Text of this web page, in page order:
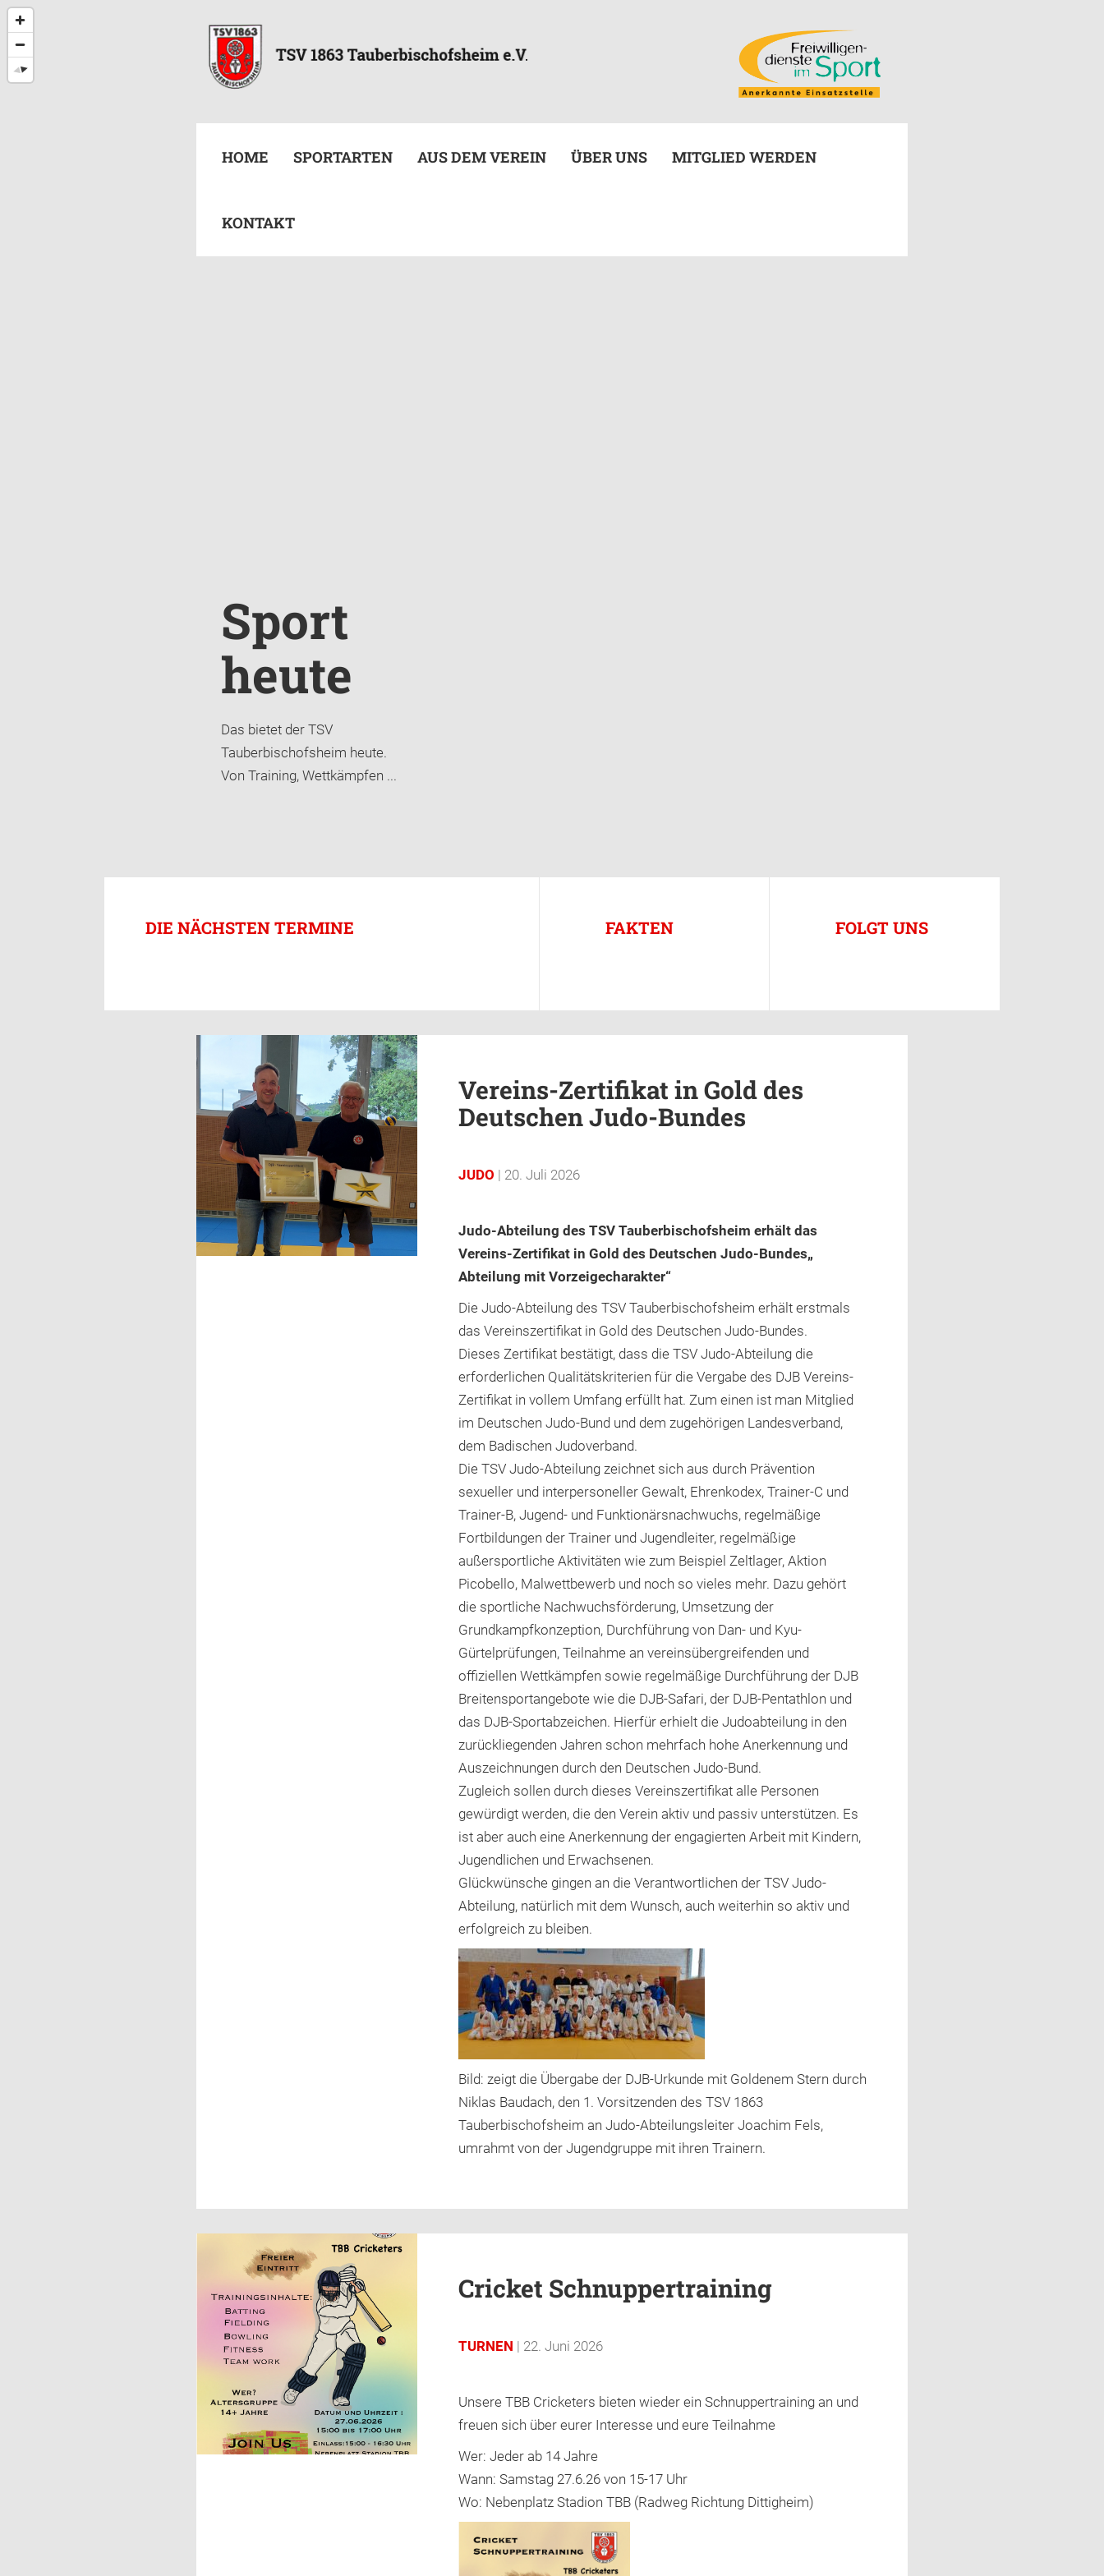
HOME SPORTARTEN AUS DEM VEREIN ÜBER UNS MITGLIED WERDEN
KONTAKT
Sport
heute
Das bietet der TSV
Tauberbischofsheim heute.
Von Training, Wettkämpfen ...
DIE NÄCHSTEN TERMINE FAKTEN FOLGT UNS
Vereins-Zertifikat in Gold des
Deutschen Judo-Bundes
JUDO | 20. Juli 2026
Judo-Abteilung des TSV Tauberbischofsheim erhält das
Vereins-Zertifikat in Gold des Deutschen Judo-Bundes„
Abteilung mit Vorzeigecharakter“
Die Judo-Abteilung des TSV Tauberbischofsheim erhält erstmals
das Vereinszertifikat in Gold des Deutschen Judo-Bundes.
Dieses Zertifikat bestätigt, dass die TSV Judo-Abteilung die
erforderlichen Qualitätskriterien für die Vergabe des DJB Vereins-
Zertifikat in vollem Umfang erfüllt hat. Zum einen ist man Mitglied
im Deutschen Judo-Bund und dem zugehörigen Landesverband,
dem Badischen Judoverband.
Die TSV Judo-Abteilung zeichnet sich aus durch Prävention
sexueller und interpersoneller Gewalt, Ehrenkodex, Trainer-C und
Trainer-B, Jugend- und Funktionärsnachwuchs, regelmäßige
Fortbildungen der Trainer und Jugendleiter, regelmäßige
außersportliche Aktivitäten wie zum Beispiel Zeltlager, Aktion
Picobello, Malwettbewerb und noch so vieles mehr. Dazu gehört
die sportliche Nachwuchsförderung, Umsetzung der
Grundkampfkonzeption, Durchführung von Dan- und Kyu-
Gürtelprüfungen, Teilnahme an vereinsübergreifenden und
offiziellen Wettkämpfen sowie regelmäßige Durchführung der DJB
Breitensportangebote wie die DJB-Safari, der DJB-Pentathlon und
das DJB-Sportabzeichen. Hierfür erhielt die Judoabteilung in den
zurückliegenden Jahren schon mehrfach hohe Anerkennung und
Auszeichnungen durch den Deutschen Judo-Bund.
Zugleich sollen durch dieses Vereinszertifikat alle Personen
gewürdigt werden, die den Verein aktiv und passiv unterstützen. Es
ist aber auch eine Anerkennung der engagierten Arbeit mit Kindern,
Jugendlichen und Erwachsenen.
Glückwünsche gingen an die Verantwortlichen der TSV Judo-
Abteilung, natürlich mit dem Wunsch, auch weiterhin so aktiv und
erfolgreich zu bleiben.
Bild: zeigt die Übergabe der DJB-Urkunde mit Goldenem Stern durch
Niklas Baudach, den 1. Vorsitzenden des TSV 1863
Tauberbischofsheim an Judo-Abteilungsleiter Joachim Fels,
umrahmt von der Jugendgruppe mit ihren Trainern.
Cricket Schnuppertraining
TURNEN | 22. Juni 2026
Unsere TBB Cricketers bieten wieder ein Schnuppertraining an und
freuen sich über eurer Interesse und eure Teilnahme
Wer: Jeder ab 14 Jahre
Wann: Samstag 27.6.26 von 15-17 Uhr
Wo: Nebenplatz Stadion TBB (Radweg Richtung Dittigheim)